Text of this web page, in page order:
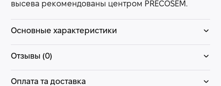
высева рекомендованы центром PRECOSEM.
Основные характеристики
Отзывы (0)
Оплата та доставка